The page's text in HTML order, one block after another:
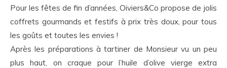
Pour les fêtes de fin d’années, Oiviers&Co propose de jolis
coffrets gourmands et festifs à prix très doux, pour tous
les goûts et toutes les envies !
Après les préparations à tartiner de Monsieur vu un peu
plus haut, on craque pour l’huile d’olive vierge extra